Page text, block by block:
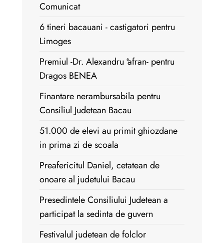
Comunicat
6 tineri bacauani - castigatori pentru
Limoges
Premiul -Dr. Alexandru ªafran- pentru
Dragos BENEA
Finantare nerambursabila pentru
Consiliul Judetean Bacau
51.000 de elevi au primit ghiozdane
in prima zi de scoala
Preafericitul Daniel, cetatean de
onoare al judetului Bacau
Presedintele Consiliului Judetean a
participat la sedinta de guvern
Festivalul judetean de folclor